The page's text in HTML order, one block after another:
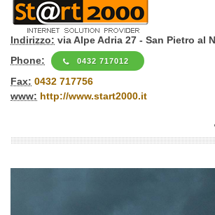
Indirizzo: via Alpe Adria 27 - San Pietro al
Phone:
0432 717012
Fax: 0432 717756
www: http://www.start2000.it